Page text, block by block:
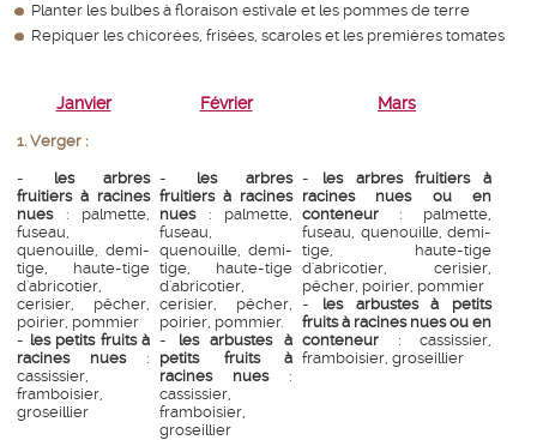
Planter les bulbes à floraison estivale et les pommes de terre
Repiquer les chicorées, frisées, scaroles et les premières tomates
Janvier Février Mars
1. Verger :
- les arbres
fruitiers à racines
nues: palmette,
fuseau,
quenouille, demi-
tige, haute-tige
d'abricotier,
cerisier, pêcher,
poirier, pommier
- les petits fruits à
racines nues:
cassissier,
framboisier,
groseillier
- les arbres
fruitiers à racines
nues: palmette,
fuseau,
quenouille, demi-
tige, haute-tige
d'abricotier,
cerisier, pêcher,
poirier, pommier.
- les arbustes à
petits fruits à
racines nues:
cassissier,
framboisier,
groseillier
- les arbres fruitiers à
racines nues ou en
conteneur : palmette,
fuseau, quenouille, demi-
tige, haute-tige
d'abricotier, cerisier,
pêcher, poirier, pommier
- les arbustes à petits
fruits à racines nues ou en
conteneur : cassissier,
framboisier, groseillier